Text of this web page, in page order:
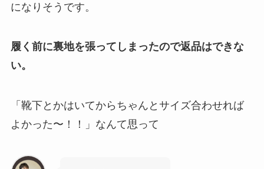
になりそうです。
履く前に裏地を張ってしまったので返品はできな
い。
「靴下とかはいてからちゃんとサイズ合わせれば
よかった〜！！」なんて思って